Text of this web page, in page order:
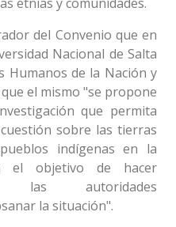
del Convenio que en
Nacional de Salta
Humanos de la Nación y
el mismo "se propone
que permita
sobre las tierras
indígenas en la
el objetivo de hacer
las autoridades
la situación".